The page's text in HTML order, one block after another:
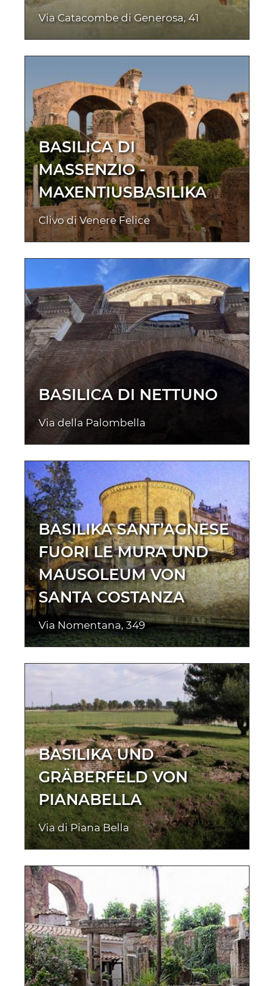
Via Catacombe di Generosa, 41
BASILICA DI
MASSENZIO -
MAXENTIUSBASILIKA
Clivo di Venere Felice
BASILICA DI NETTUNO
Via della Palombella
BASILIKA SANT’AGNESE
FUORI LE MURA UND
MAUSOLEUM VON
SANTA COSTANZA
Via Nomentana, 349
BASILIKA UND
GRÄBERFELD VON
PIANABELLA
Via di Piana Bella